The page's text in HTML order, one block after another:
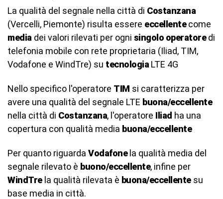
La qualità del segnale nella città di Costanzana
(Vercelli, Piemonte) risulta essere eccellentecome
media dei valori rilevati per ogni singolo operatoredi
telefonia mobile con rete proprietaria (Iliad, TIM,
Vodafone e WindTre) su tecnologia LTE 4G
Nello specifico l'operatore TIM si caratterizza per
avere una qualità del segnale LTE buona/eccellente
nella città di Costanzana, l'operatore Iliad ha una
copertura con qualità media buona/eccellente
Per quanto riguarda Vodafonela qualità media del
segnale rilevato è buono/eccellente, infine per
WindTrela qualità rilevata è buona/eccellentesu
base media in città.